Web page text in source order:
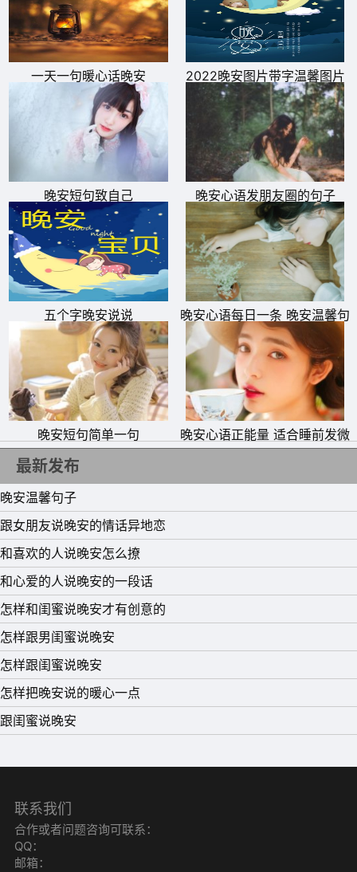
点跟自己和解，别总是拧巴的活着，这比什么都强!晚安~
18、人生如烟花，不可能永远悬挂天际;只要曾经绚烂过，
便不枉此生。晚安!
19、人生无非是悄无声息的崩溃/悄无声息的自愈。晚安~
20、如果你要提前下车，请别推醒装睡的我，这样我可以
沉睡到终点，假装不知道你已经离开。晚安~
21、生活是好的，峰回路转，柳暗花明，前面总会有另一番
不同的风光。晚安!
22、生命，是一场放逐和流浪;偏执，能让我们更接近幸
福，或者自由。晚安!
23、我很怕，往后的日子找不到合得来又有趣的人。晚安~
24、我会在每个有意义的时刻，远隔山海与你共存。晚安~
25、无论这个世界对你怎样，都请你一如既往的努力、勇
敢、充满希望。晚安!
26、无须匆忙，该来的总会来，在对的时间，和对的人，
因为对的理由。晚安!
27、相信自己，要知道你内心深处的某些东西是比任何困
29、在人海里相遇的人终归还是要还给人海吧!晚安~
30、这个世界上每件事都只是暂时的，即使是糟糕的日
子，哭泣的夜晚。晚安!
一天一句暖心话晚安 2022晚安图片带字温馨图片
晚安短句致自己 晚安心语发朋友圈的句子
五个字晚安说说
晚安心语每日一条 晚安温馨句
子朋友圈一句话
晚安短句简单一句
晚安心语正能量 适合睡前发微
信的句子
最新发布
晚安温馨句子
跟女朋友说晚安的情话异地恋
和喜欢的人说晚安怎么撩
和心爱的人说晚安的一段话
怎样和闺蜜说晚安才有创意的
怎样跟男闺蜜说晚安
怎样跟闺蜜说晚安
怎样把晚安说的暖心一点
跟闺蜜说晚安
联系我们
合作或者问题咨询可联系：
QQ：
邮箱：